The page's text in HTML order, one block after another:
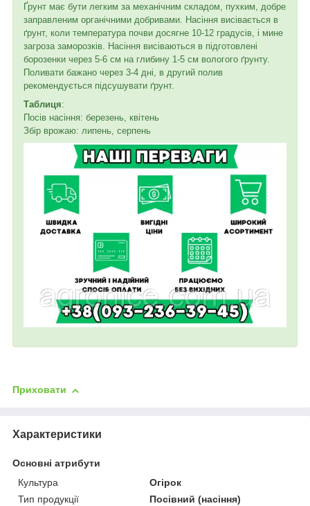
Ґрунт має бути легким за механічним складом, пухким, добре
заправленим органічними добривами. Насіння висівається в
ґрунт, коли температура почви досягне 10-12 градусів, і мине
загроза заморозків. Насіння висіваються в підготовлені
борозенки через 5-6 см на глибину 1-5 см вологого ґрунту.
Поливати бажано через 3-4 дні, в другий полив
рекомендується підсушувати ґрунт.
Таблиця:
Посів насіння: березень, квітень
Збір врожаю: липень, серпень
Приховати
Характеристики
Основні атрибути
Культура
Огірок
Тип продукції
Посівний (насіння)